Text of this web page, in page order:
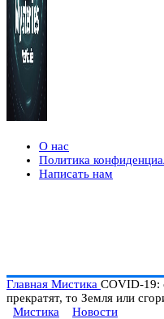
О нас
Политика
Написать нам
Главная Мистика COVID-19:
прекратят, то Земля или
Мистика
Новости